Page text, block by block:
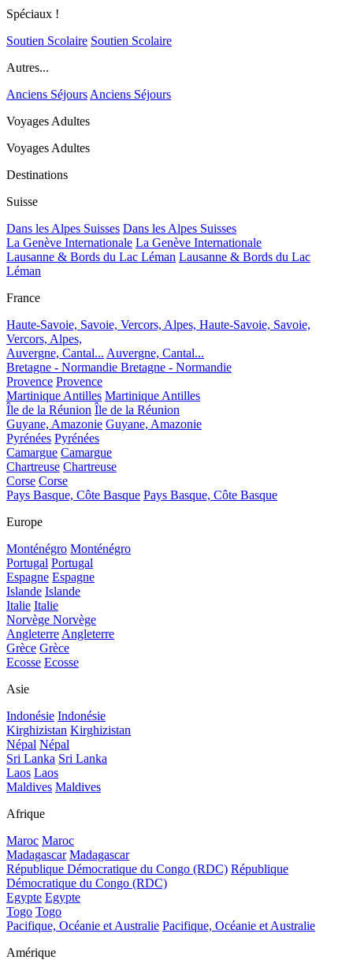
Spéciaux !
Soutien Scolaire Soutien Scolaire
Autres...
Anciens Séjours Anciens Séjours
Voyages Adultes
Voyages Adultes
Destinations
Suisse
Dans les Alpes Suisses Dans les Alpes Suisses
La Genève Internationale La Genève Internationale
Lausanne & Bords du Lac Léman Lausanne & Bords du Lac
Léman
France
Haute-Savoie, Savoie, Vercors, Alpes, Haute-Savoie, Savoie,
Vercors, Alpes,
Auvergne, Cantal... Auvergne, Cantal...
Bretagne - Normandie Bretagne - Normandie
Provence Provence
Martinique Antilles Martinique Antilles
Île de la Réunion Île de la Réunion
Guyane, Amazonie Guyane, Amazonie
Pyrénées Pyrénées
Camargue Camargue
Chartreuse Chartreuse
Corse Corse
Pays Basque, Côte Basque Pays Basque, Côte Basque
Europe
Monténégro Monténégro
Portugal Portugal
Espagne Espagne
Islande Islande
Italie Italie
Norvège Norvège
Angleterre Angleterre
Grèce Grèce
Ecosse Ecosse
Asie
Indonésie Indonésie
Kirghizistan Kirghizistan
Népal Népal
Sri Lanka Sri Lanka
Laos Laos
Maldives Maldives
Afrique
Maroc Maroc
Madagascar Madagascar
République Démocratique du Congo (RDC) République
Démocratique du Congo (RDC)
Egypte Egypte
Togo Togo
Pacifique, Océanie et Australie Pacifique, Océanie et Australie
Amérique